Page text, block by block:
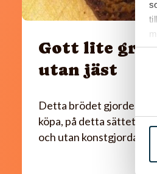
Gott lite
utan jäst
Detta brödet gjorde jag i
köpa, på detta sättet är
och utan konstgjorda